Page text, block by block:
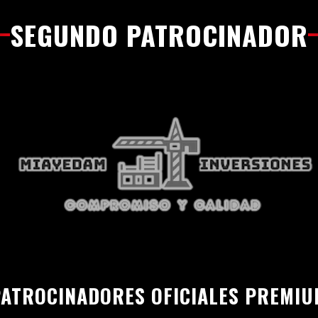
SEGUNDO PATROCINADOR
OFICIALES